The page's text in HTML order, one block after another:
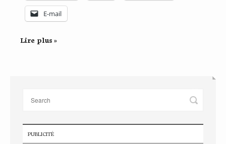
E-mail
Lire plus »
PUBLICITÉ